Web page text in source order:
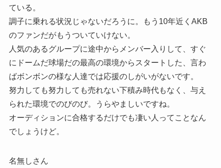
ている。
調子に乗れる状況じゃないだろうに。もう10年近くAKB
のファンだがもうついていけない。
人気のあるグループに途中からメンバー入りして、すぐ
にドームだ球場だの最高の環境からスタートした、言わ
ばボンボンの様な人達では応援のしがいがないです。
努力しても努力しても売れない下積み時代もなく、与え
られた環境でのびのび。うらやましいですね。
オーディションに合格するだけでも凄い人ってことなん
でしょうけど。
名無しさん